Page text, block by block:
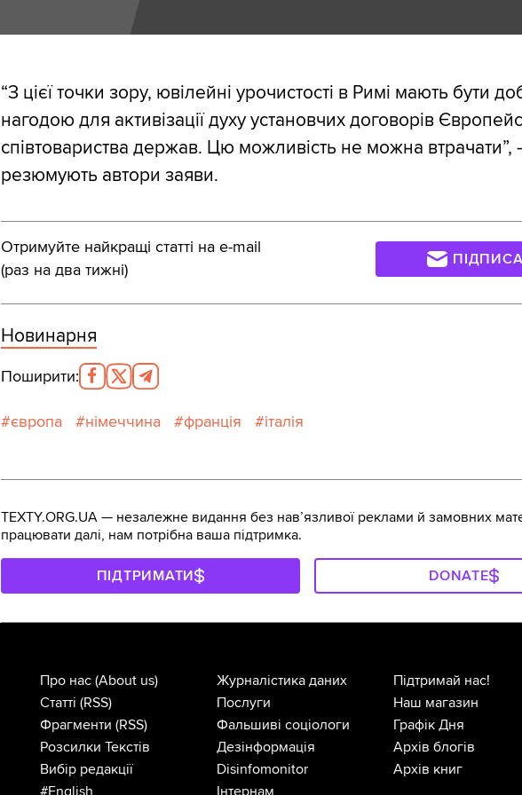
“З цієї точки зору, ювілейні урочистості в Римі мають бути
нагодою для активізації духу установчих договорів
співтовариства держав. Цю можливість не можна втрачати”,
резюмують автори заяви.
Отримуйте найкращі статті на e-mail
(раз на два тижні)
Новинарня
Поширити:
європа німеччина франція італія
TEXTY.ORG.UA — незалежне видання без навʼязливої реклами й замовних
працювати далі, нам потрібна ваша підтримка.
ПІДТРИМАТИ DONATE
Про нас (About us)
Статті (RSS)
Фрагменти (RSS)
Розсилки Текстів
Вибір редакції
Журналістика даних
Послуги
Фальшиві соціологи
Дезінформація
Disinfomonitor
Підтримай нас!
Наш магазин
Графік Дня
Архів блогів
Архів книг